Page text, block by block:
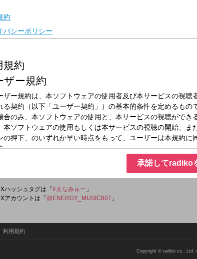
放送局
放送時間
2026年5月1日（金）05:30～06:00
番組名
TAKE ON ENERGY MUSIC
◆金曜朝からENERGY MUSICをお届けします！◆
Xハッシュタグは「 #えなみゅー 」
Xアカウントは「 @ENERGY_MUSIC807 」
利用規約
Copyright © radiko co., Ltd.
承諾してradiko